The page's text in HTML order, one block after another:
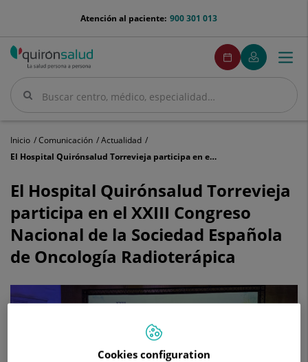
menu-
900 301 013
Atención al paciente:
Buscar
Buscar
menuPedirCita
Pedir
cita
Mi
Quirónsalud
Menú
Inicio Comunicación
Actualidad
El Hospital Quirónsalud Torrevieja participa en el XXIII Congreso Nacional de la Sociedad Española de Oncología Radioterápica
Hospital
Quirónsalud
Torrevieja
participa
en
el
Congreso
Nacional
El Hospital Quirónsalud Torrevieja
participa en el XXIII Congreso
Nacional de la Sociedad Española
de Oncología Radioterápica
Cookies configuration